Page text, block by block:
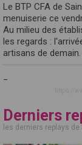
Le BTP CFA de
menuiserie ce
Au milieu des
les regards :
artisans de demain.
Derniers
les derniers replays